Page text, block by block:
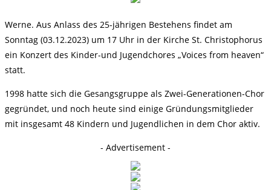
Werne. Aus Anlass des 25-jährigen Bestehens findet am
Sonntag (03.12.2023) um 17 Uhr in der Kirche St. Christophorus
ein Konzert des Kinder-und Jugendchores „Voices from heaven“
statt.
1998 hatte sich die Gesangsgruppe als Zwei-Generationen-Chor
gegründet, und noch heute sind einige Gründungsmitglieder
mit insgesamt 48 Kindern und Jugendlichen in dem Chor aktiv.
- Advertisement -